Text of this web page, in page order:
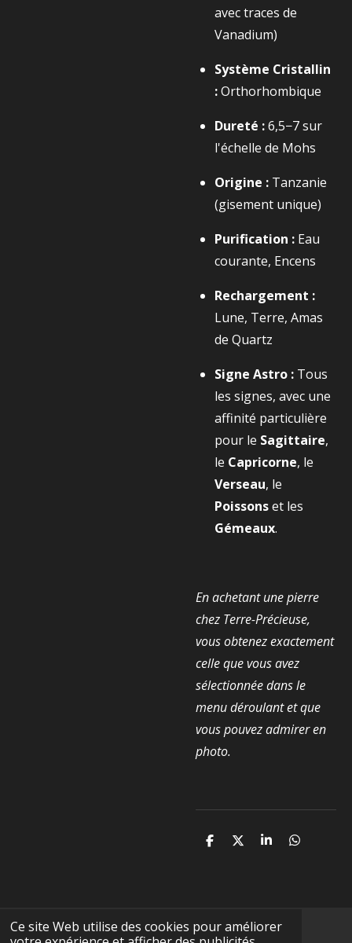
Ce site Web utilise des cookies pour améliorer
avec traces de
Vanadium)
Système Cristallin
:Orthorhombique
Dureté :6,5−7sur
l'échelle de Mohs
Origine : Tanzanie
(gisement unique)
Purification : Eau
courante, Encens
Rechargement :
Lune, Terre, Amas
de Quartz
Signe Astro : Tous
les signes, avec une
affinité particulière
pour le Sagittaire,
le Capricorne, le
Verseau, le
Poissonset les
Gémeaux.
En achetant une pierre
chez Terre-Précieuse,
vous obtenez exactement
celle que vous avez
sélectionnée dans le
menu déroulant et que
vous pouvez admirer en
photo.
P
r
P
r
P
r
P